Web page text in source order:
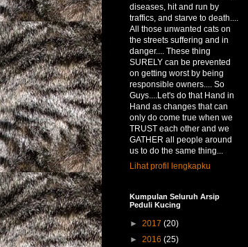
diseases, hit and run by
traffics, and starve to death....
All those unwanted cats on
the streets suffering and in
danger.... These thing
SURELY can be prevented
on getting worst by being
responsible owners.... So
Guys....Let's do that Hand in
Hand as changes that can
only do come true when we
TRUST each other and we
GATHER all people around
us to do the same thing...
Lihat profil lengkapku
Kumpulan Seluruh Arsip
Peduli Kucing
► 2017 (20)
► 2016 (25)